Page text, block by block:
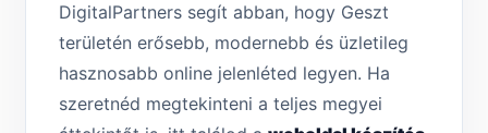
DigitalPartners segít abban, hogy Geszt
területén erősebb, modernebb és üzletileg
hasznosabb online jelenléted legyen. Ha
szeretnéd megtekinteni a teljes megyei